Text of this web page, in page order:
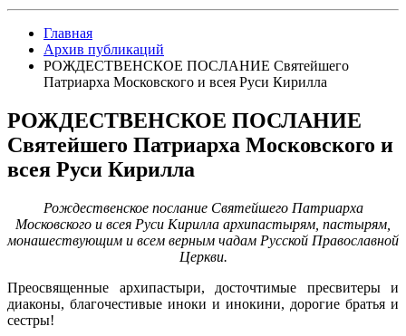
Главная
Архив публикаций
РОЖДЕСТВЕНСКОЕ ПОСЛАНИЕ Святейшего
Патриарха Московского и всея Руси Кирилла
РОЖДЕСТВЕНСКОЕ ПОСЛАНИЕ
Святейшего Патриарха Московского и
всея Руси Кирилла
Рождественское послание Святейшего Патриарха
Московского и всея Руси Кирилла архипастырям, пастырям,
монашествующим и всем верным чадам Русской Православной
Церкви.
Преосвященные архипастыри, досточтимые пресвитеры и
диаконы, благочестивые иноки и инокини, дорогие братья и
сестры!